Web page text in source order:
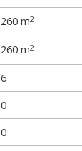
260 m2
260 m2
6
0
0